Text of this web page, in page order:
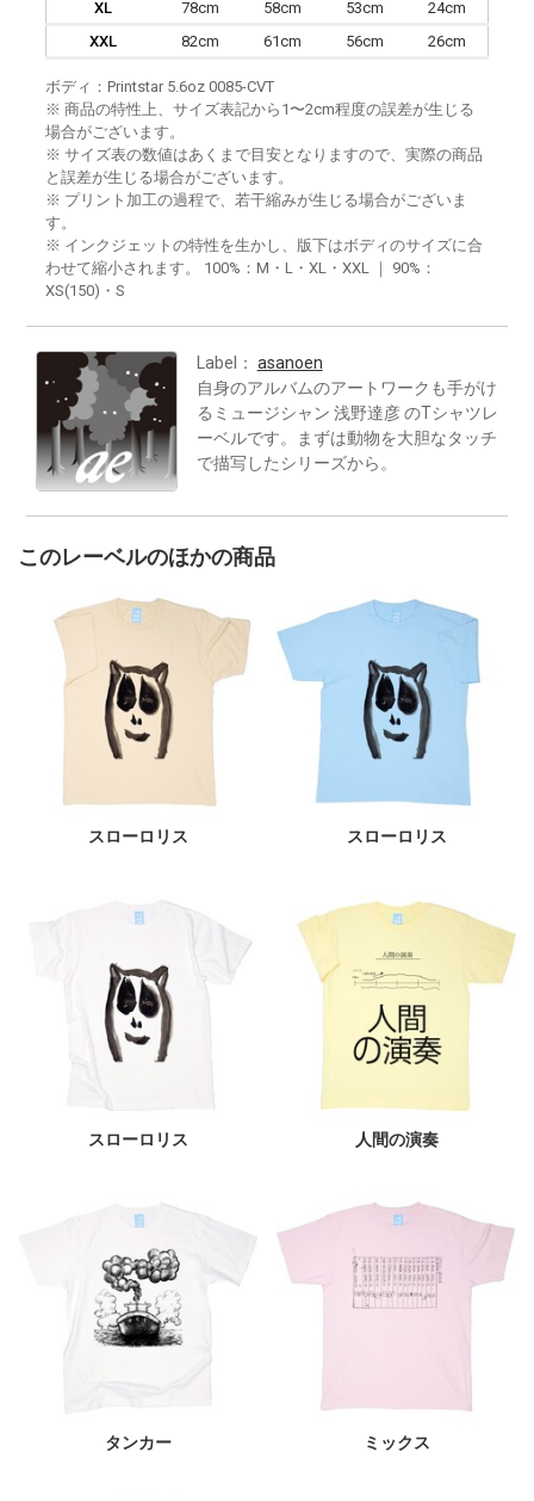
XL 78cm 58cm 53cm
24cm
XXL
82cm 61cm 56cm 26cm
ボディ：Printstar 5.6oz 0085-CVT
※ 商品の特性上、サイズ表記から1〜2cm程度の誤差が生じる
場合がございます。
※ サイズ表の数値はあくまで目安となりますので、実際の商品
と誤差が生じる場合がございます。
※ プリント加工の過程で、若干縮みが生じる場合がございま
す。
※ インクジェットの特性を生かし、版下はボディのサイズに合
わせて縮小されます。 100%：M・L・XL・XXL ｜ 90%：
XS(150)・S
Label： asanoen
自身のアルバムのアートワークも手がけ
るミュージシャン 浅野達彦 のTシャツレ
ーベルです。まずは動物を大胆なタッチ
で描写したシリーズから。
このレーベルのほかの商品
スローロリス スローロリス
スローロリス 人間の演奏
タンカー ミックス